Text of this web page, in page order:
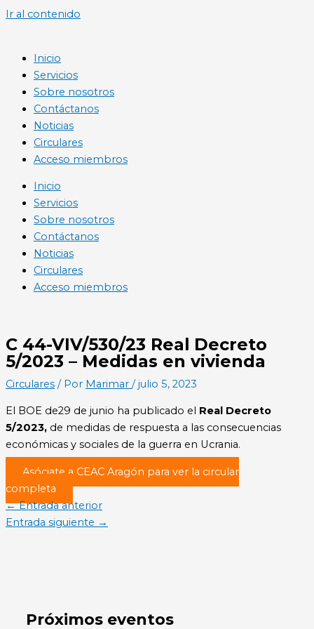
Ir al contenido
Inicio
Servicios
Sobre nosotros
Contáctanos
Noticias
Circulares
Acceso miembros
Inicio
Servicios
Sobre nosotros
Contáctanos
Noticias
Circulares
Acceso miembros
C 44-VIV/530/23 Real Decreto
5/2023 – Medidas en vivienda
Circulares / Por Marimar / julio 5, 2023
El BOE de29 de junio ha publicado el Real Decreto
5/2023, de medidas de respuesta a las consecuencias
económicas y sociales de la guerra en Ucrania.
Asóciate a CEAC Aragón para ver la circular
completa
←Entrada anterior
Entrada siguiente →
Próximos eventos